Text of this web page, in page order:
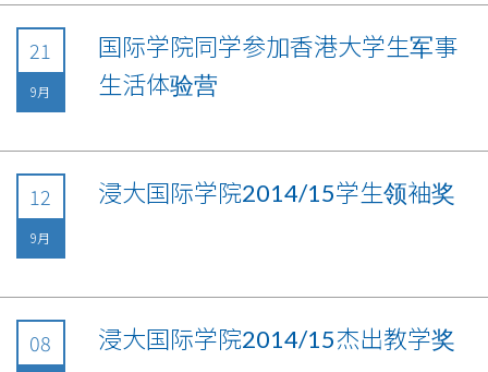
21
9月
国际学院同学参加香港大学生军事
生活体验营
12
9月
浸大国际学院2014/15学生领袖奖
08 浸大国际学院2014/15杰出教学奖